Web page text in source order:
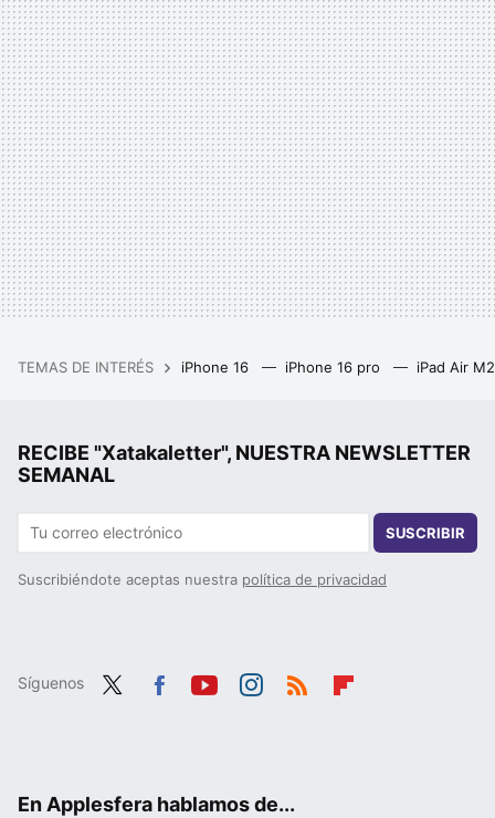
TEMAS DE INTERÉS iPhone 16 iPhone 16 pro iPad Air
RECIBE "Xatakaletter", NUESTRA NEWSLETTER
SEMANAL
SUSCRIBIR
Suscribiéndote aceptas nuestra política de privacidad
Síguenos
En Applesfera hablamos de...